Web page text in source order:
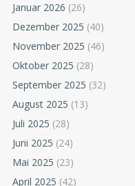
Januar 2026 (26)
Dezember 2025 (40)
November 2025 (46)
Oktober 2025 (28)
September 2025 (32)
August 2025 (13)
Juli 2025 (28)
Juni 2025 (24)
Mai 2025 (23)
April 2025 (42)